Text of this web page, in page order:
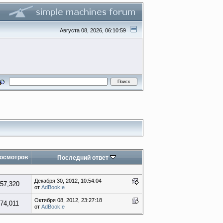
Августа 08, 2026, 06:10:59
Последний ответ
57,320
Декабря 30, 2012, 10:54:04
отAdBook:e
74,011
Октября 08, 2012, 23:27:18
отAdBook:e